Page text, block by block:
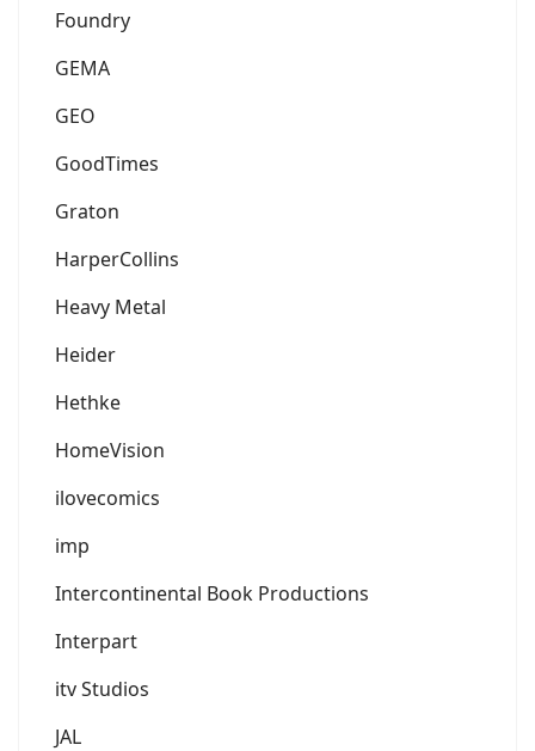
Foundry
GEMA
GEO
GoodTimes
Graton
HarperCollins
Heavy Metal
Heider
Hethke
HomeVision
ilovecomics
imp
Intercontinental Book Productions
Interpart
itv Studios
JAL